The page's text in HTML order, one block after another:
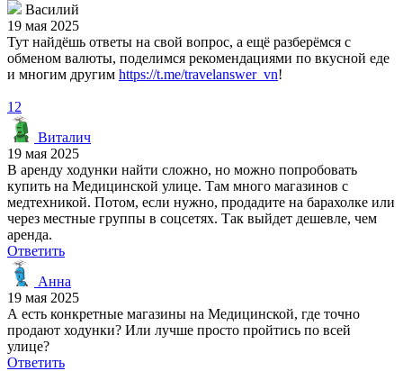
Василий
19 мая 2025
Тут найдёшь ответы на свой вопрос, а ещё разберёмся с
обменом валюты, поделимся рекомендациями по вкусной еде
и многим другим https://t.me/travelanswer_vn!
12
Виталич
19 мая 2025
В аренду ходунки найти сложно, но можно попробовать
купить на Медицинской улице. Там много магазинов с
медтехникой. Потом, если нужно, продадите на барахолке или
через местные группы в соцсетях. Так выйдет дешевле, чем
аренда.
Ответить
Анна
19 мая 2025
А есть конкретные магазины на Медицинской, где точно
продают ходунки? Или лучше просто пройтись по всей
улице?
Ответить